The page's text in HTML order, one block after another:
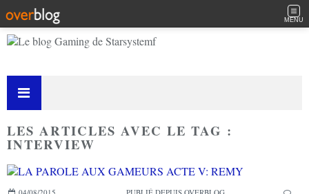
MENU
LES ARTICLES AVEC LE TAG :
INTERVIEW